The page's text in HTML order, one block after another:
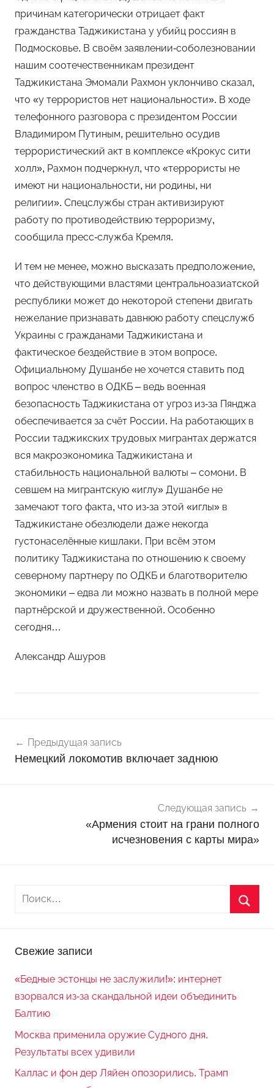
причинам категорически отрицает факт
гражданства Таджикистана у убийц россиян в
Подмосковье. В своём заявлении-соболезновании
нашим соотечественникам президент
Таджикистана Эмомали Рахмон уклончиво сказал,
что «у террористов нет национальности». В ходе
телефонного разговора с президентом России
Владимиром Путиным, решительно осудив
террористический акт в комплексе «Крокус сити
холл», Рахмон подчеркнул, что «террористы не
имеют ни национальности, ни родины, ни
религии». Спецслужбы стран активизируют
работу по противодействию терроризму,
сообщила пресс-служба Кремля.
И тем не менее, можно высказать предположение,
что действующими властями центральноазиатской
республики может до некоторой степени двигать
нежелание признавать давнюю работу спецслужб
Украины с гражданами Таджикистана и
фактическое бездействие в этом вопросе.
Официальному Душанбе не хочется ставить под
вопрос членство в ОДКБ – ведь военная
безопасность Таджикистана от угроз из-за Пянджа
обеспечивается за счёт России. На работающих в
России таджикских трудовых мигрантах держатся
вся макроэкономика Таджикистана и
стабильность национальной валюты – сомони. В
севшем на мигрантскую «иглу» Душанбе не
замечают того факта, что из-за этой «иглы» в
Таджикистане обезлюдели даже некогда
густонаселённые кишлаки. При всём этом
политику Таджикистана по отношению к своему
северному партнеру по ОДКБ и благотворителю
экономики – едва ли можно назвать в полной мере
партнёрской и дружественной. Особенно
сегодня…
Александр Ашуров
о
в
по
Предыдущая запись
Немецкий локомотив включает заднюю
Следующая запись
«Армения стоит на грани полного
исчезновения с карты мира»
Свежие записи
«Бедные эстонцы не заслужили!»: интернет
взорвался из-за скандальной идеи объединить
Балтию
Москва применила оружие Судного дня.
Результаты всех удивили
Каллас и фон дер Ляйен опозорились. Трамп